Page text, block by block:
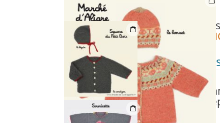
Retrouvez le livre dans
La Droguerie ou
OCT
19
Les gagnantes des « 40
Sans catégorie
Bravo à nos
qui ont trouvé les 3 bonnes
ans » !